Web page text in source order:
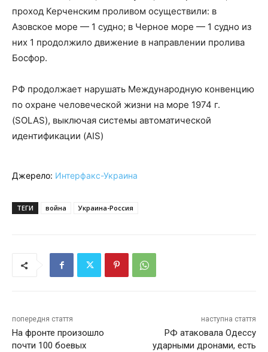
проход Керченским проливом осуществили: в
Азовское море — 1 судно; в Черное море — 1 судно из
них 1 продолжило движение в направлении пролива
Босфор.
РФ продолжает нарушать Международную конвенцию
по охране человеческой жизни на море 1974 г.
(SOLAS), выключая системы автоматической
идентификации (AIS)
Джерело: Интерфакс-Украина
ТЕГИ война Украина-Россия
попередня стаття
На фронте произошло
почти 100 боевых
наступна стаття
РФ атаковала Одессу
ударными дронами, есть